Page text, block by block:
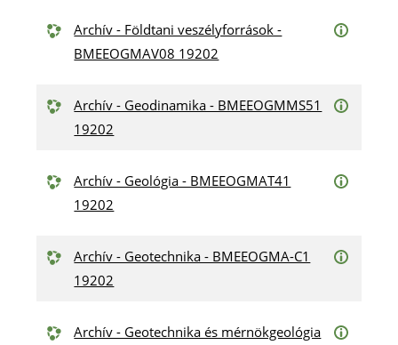
Archív - Földtani veszélyforrások -
BMEEOGMAV08 19202
Archív - Geodinamika - BMEEOGMMS51
19202
Archív - Geológia - BMEEOGMAT41
19202
Archív - Geotechnika - BMEEOGMA-C1
19202
Archív - Geotechnika és mérnökgeológia